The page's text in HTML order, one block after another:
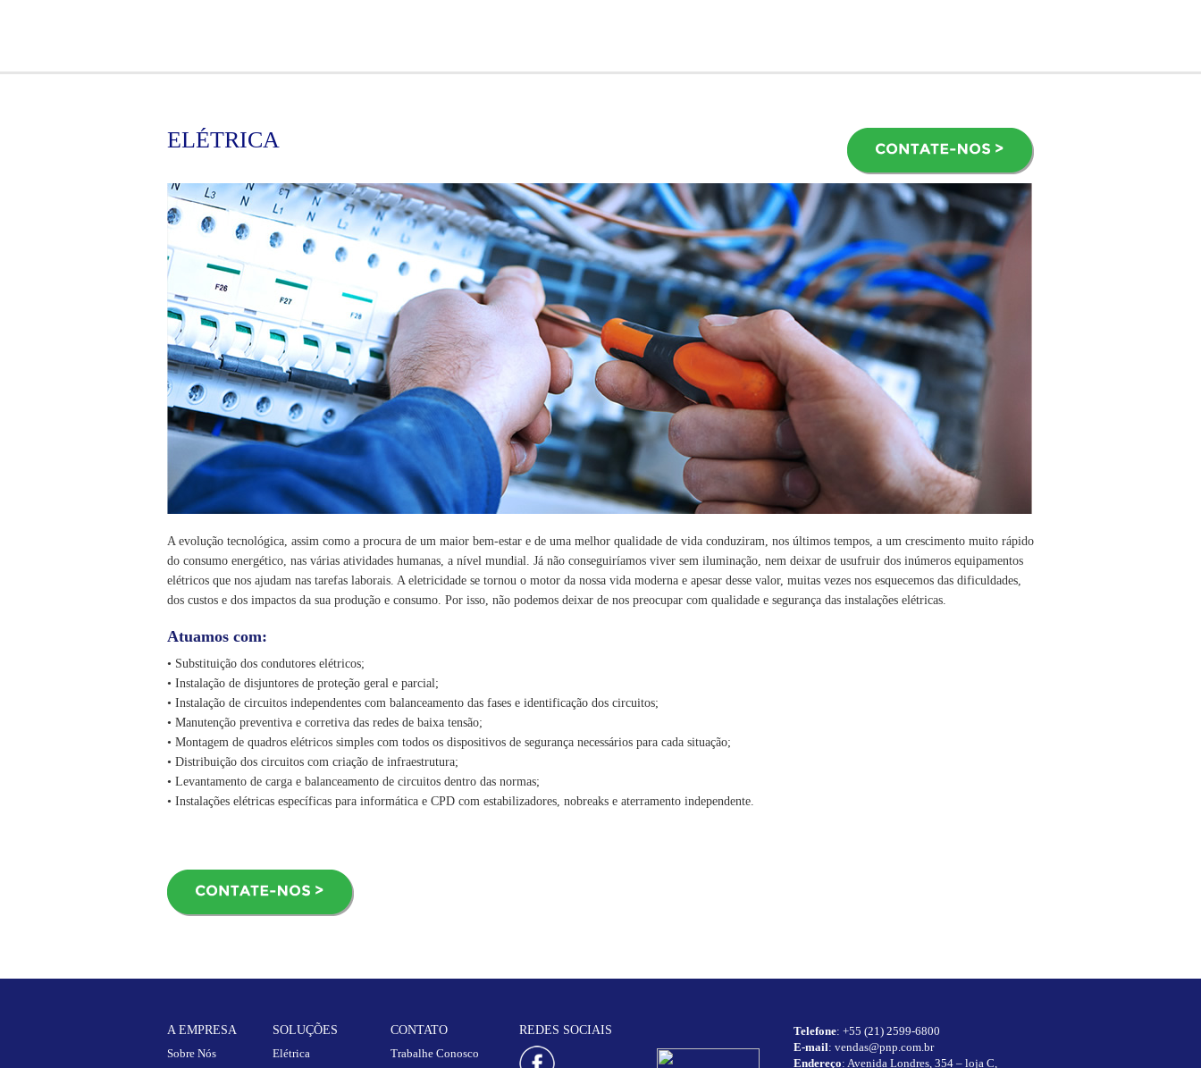
ELÉTRICA
A evolução tecnológica, assim como a procura de um maior bem-estar e de uma melhor qualidade de vida conduziram, nos últimos tempos, a um crescimento muito rápido
do consumo energético, nas várias atividades humanas, a nível mundial. Já não conseguiríamos viver sem iluminação, nem deixar de usufruir dos inúmeros equipamentos
elétricos que nos ajudam nas tarefas laborais. A eletricidade se tornou o motor da nossa vida moderna e apesar desse valor, muitas vezes nos esquecemos das dificuldades,
dos custos e dos impactos da sua produção e consumo. Por isso, não podemos deixar de nos preocupar com qualidade e segurança das instalações elétricas.
Atuamos com:
• Substituição dos condutores elétricos;
• Instalação de disjuntores de proteção geral e parcial;
• Instalação de circuitos independentes com balanceamento das fases e identificação dos circuitos;
• Manutenção preventiva e corretiva das redes de baixa tensão;
• Montagem de quadros elétricos simples com todos os dispositivos de segurança necessários para cada situação;
• Distribuição dos circuitos com criação de infraestrutura;
• Levantamento de carga e balanceamento de circuitos dentro das normas;
• Instalações elétricas específicas para informática e CPD com estabilizadores, nobreaks e aterramento independente.
A EMPRESA
Sobre Nós
SOLUÇÕES
Elétrica
CONTATO
Trabalhe Conosco
REDES SOCIAIS Telefone: +55 (21) 2599-6800
E-mail: vendas@pnp.com.br
Endereço: Avenida Londres, 354 – loja C,